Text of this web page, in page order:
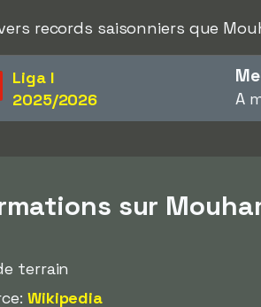
records saisonniers que
Liga I
2025/2026
A
sur
terrain
Wikipedia